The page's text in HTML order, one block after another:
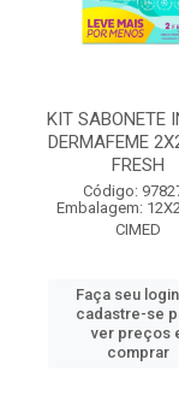
KIT SABONETE
DERMAFEME
FRESH
Código:
Embalagem:
CIMED
Faça seu
cadastre-se
ver preços
comprar